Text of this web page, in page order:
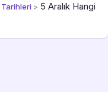
Tarihleri > 5 Aralık Hangi